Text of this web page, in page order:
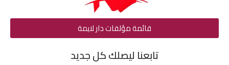
قائمة مؤلفات دار لايمة
تابعنا ليصلك كل جديد